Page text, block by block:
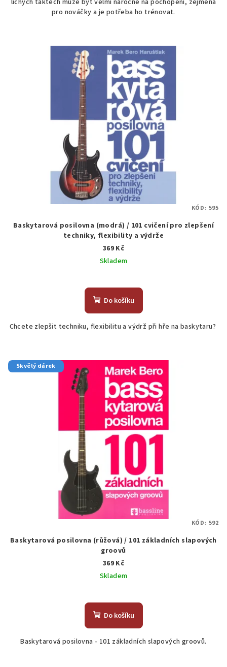
pro nováčky a je potřeba ho trénovat.
Baskytarová posilovna (modrá) / 101 cvičení pro zlepšení
techniky, flexibility a výdrže
369 Kč
Skladem
Do košíku
Chcete zlepšit techniku, flexibilitu a výdrž při hře na baskytaru?
KÓD: 595
Skvělý dárek
Baskytarová posilovna (růžová) / 101 základních slapových
groovů
369 Kč
Skladem
Do košíku
Baskytarová posilovna - 101 základních slapových groovů.
KÓD: 592